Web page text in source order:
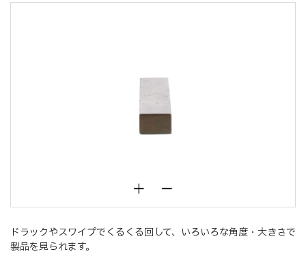
ドラックやスワイプでくるくる回して、いろいろな角度・大きさで
製品を見られます。